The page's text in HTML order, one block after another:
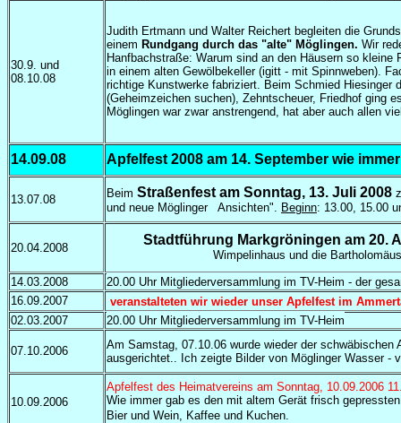
30.9. und
08.10.08
Judith Ertmann und Walter Reichert begleiten die
einem Rundgang durch das "alte" Möglingen. Wir
Hanfbachstraße: Warum sind an den Häusern so
in einem alten Gewölbekeller (igitt - mit Spinnweben).
richtige Kunstwerke fabriziert. Beim Schmied Hiesinger
(Geheimzeichen suchen), Zehntscheuer, Friedhof ging
Möglingen war zwar anstrengend, hat aber auch allen
14.09.08 Apfelfest 2008 am 14. September wie
13.07.08 Beim Straßenfest am Sonntag, 13. Juli 2008
und neue Möglinger Ansichten". Beginn: 13.00, 15.00
20.04.2008
Stadtführung Markgröningen am 20.
Wimpelinhaus und die
14.03.2008
20.00 Uhr Mitgliederversammlung im TV-Heim - der
16.09.2007
veranstalteten wir wieder unser Apfelfest im
02.03.2007
20.00 Uhr Mitgliederversammlung im TV-Heim
07.10.2006
Am Samstag, 07.10.06 wurde wieder der
ausgerichtet.. Ich zeigte Bilder von Möglinger Wasser -
10.09.2006
Apfelfest des Heimatvereins am Sonntag, 10.09.2006
Wie immer gab es den mit altem Gerät frisch
Bier und Wein, Kaffee und Kuchen.